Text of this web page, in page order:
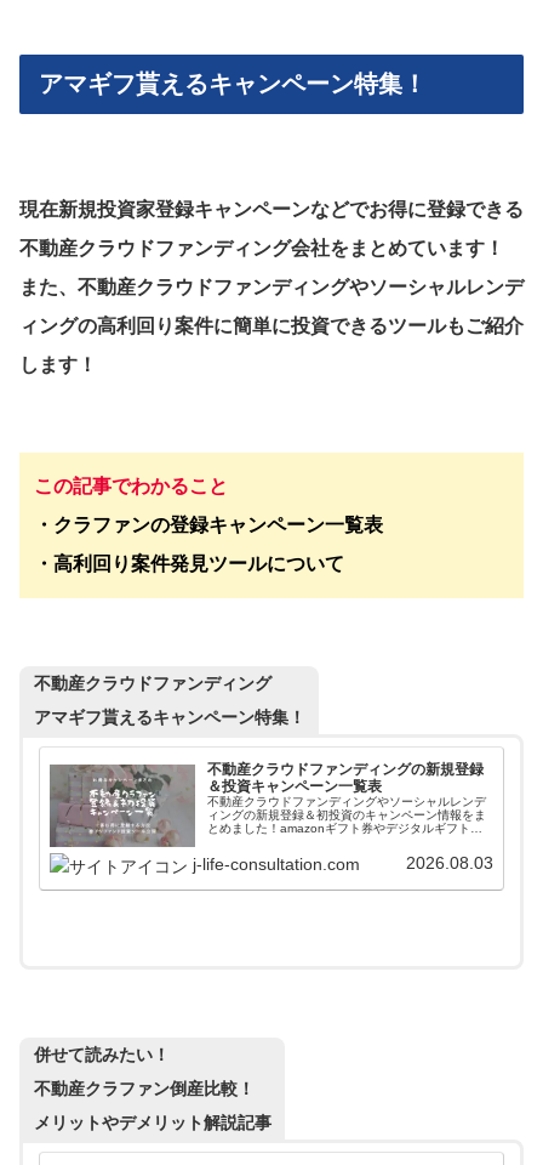
アマギフ貰えるキャンペーン特集！
現在新規投資家登録キャンペーンなどでお得に登録できる
不動産クラウドファンディング会社をまとめています！
また、不動産クラウドファンディングやソーシャルレンデ
ィングの高利回り案件に簡単に投資できるツールもご紹介
します！
この記事でわかること
・クラファンの登録キャンペーン一覧表
・高利回り案件発見ツールについて
不動産クラウドファンディング
アマギフ貰えるキャンペーン特集！
不動産クラウドファンディングの新規登録
＆投資キャンペーン一覧表
不動産クラウドファンディングやソーシャルレンデ
ィングの新規登録＆初投資のキャンペーン情報をま
とめました！amazonギフト券やデジタルギフトを
案件に簡単に投資できるファンド情報自動更新ツー
ルも紹介しています。
j-life-consultation.com 2026.08.03
併せて読みたい！
不動産クラファン倒産比較！
メリットやデメリット解説記事